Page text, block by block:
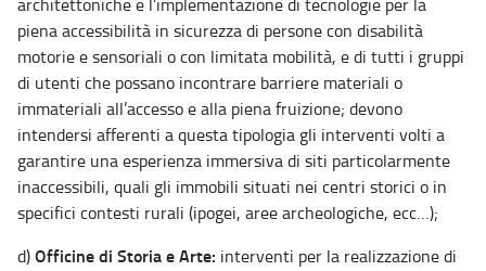
piena accessibilità in sicurezza di persone con disabilità
motorie e sensoriali o con limitata mobilità, e di tutti i gruppi
di utenti che possano incontrare barriere materiali o
immateriali all’accesso e alla piena fruizione; devono
intendersi afferenti a questa tipologia gli interventi volti a
garantire una esperienza immersiva di siti particolarmente
inaccessibili, quali gli immobili situati nei centri storici o in
specifici contesti rurali (ipogei, aree archeologiche, ecc…);
d)Officine di Storia e Arte: interventi per la realizzazione di